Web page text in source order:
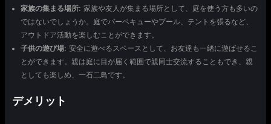
家族の集まる場所: 家族や友人が集まる場所として、庭を使う方も多いの
ではないでしょうか。庭でバーベキューやプール、テントを張るなど、
アウトドア活動を楽しむことができます。
子供の遊び場: 安全に遊べるスペースとして、お友達も一緒に遊ばせるこ
とができます。親は庭に目が届く範囲で親同士交流することもでき、親
としても楽しめ、一石二鳥です。
デメリット